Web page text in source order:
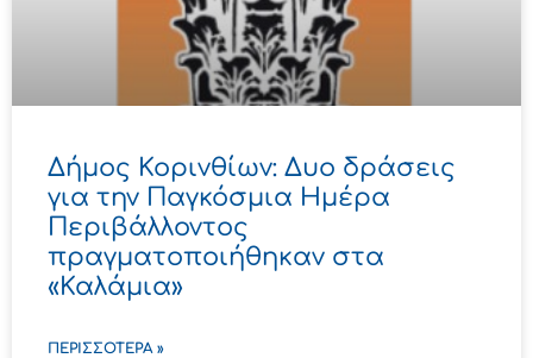
Δήμος Κορινθίων: Δυο δράσεις
για την Παγκόσμια Ημέρα
Περιβάλλοντος
πραγματοποιήθηκαν στα
«Καλάμια»
ΠΕΡΙΣΣΌΤΕΡΑ »